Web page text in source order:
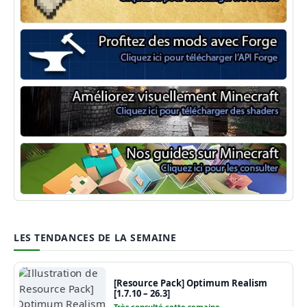
Minecraft Fabric
Minecraft Forge
Shaders Minecraft
Guide Minecraft
LES TENDANCES DE LA SEMAINE
[Resource Pack] Optimum Realism
[1.7.10 – 26.3]